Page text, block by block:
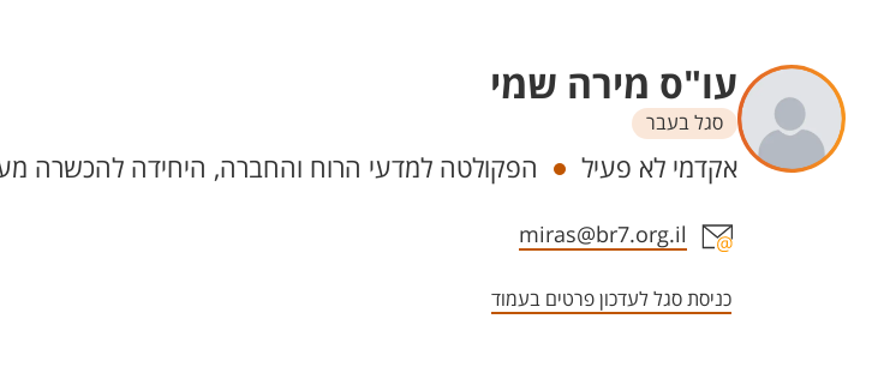
עו"ס מירה שמי
סגל בעבר
יחידות
אקדמי לא פעיל הפקולטה למדעי הרוח והחברה, היחידה להכשרה
אזור צור קשר עם איש הסגל
miras@br7.org.il
כניסת סגל לעדכון פרטים בעמוד